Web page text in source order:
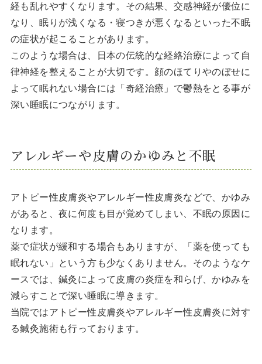
経も乱れやすくなります。その結果、交感神経が優位に
なり、眠りが浅くなる・寝つきが悪くなるといった不眠
の症状が起こることがあります。
このような場合は、日本の伝統的な経絡治療によって自
律神経を整えることが大切です。顔のほてりやのぼせに
よって眠れない場合には「奇経治療」で鬱熱をとる事が
深い睡眠につながります。
アレルギーや皮膚のかゆみと不眠
アトピー性皮膚炎やアレルギー性皮膚炎などで、かゆみ
があると、夜に何度も目が覚めてしまい、不眠の原因に
なります。
薬で症状が緩和する場合もありますが、「薬を使っても
眠れない」という方も少なくありません。そのようなケ
ースでは、鍼灸によって皮膚の炎症を和らげ、かゆみを
減らすことで深い睡眠に導きます。
当院ではアトピー性皮膚炎やアレルギー性皮膚炎に対す
る鍼灸施術も行っております。